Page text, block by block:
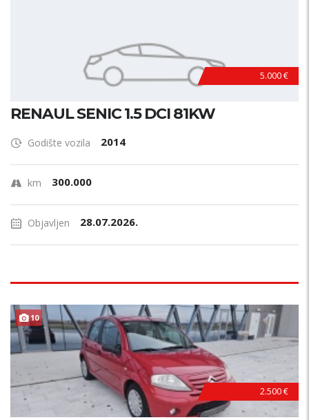
5.000 €
RENAUL SENIC 1.5 DCI 81KW
Godište vozila 2014
km 300.000
Objavljen 28.07.2026.
10
2.500 €